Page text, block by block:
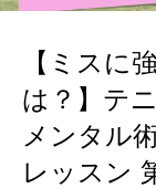
【ミスに
は？】テ
メンタル
レッスン